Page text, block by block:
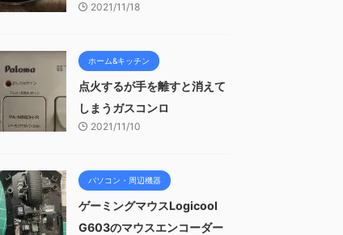
2021/11/18
ホーム&キッチン
点火するが手を離すと消えて
しまうガスコンロ
2021/11/10
パソコン・周辺機器
ゲーミングマウスLogicool
G603のマウスエンコーダー